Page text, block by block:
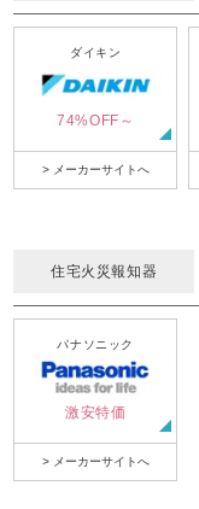
ダイキン
74%OFF～
> メーカーサイトへ
住宅火災報知器
パナソニック
激安特価
> メーカーサイトへ